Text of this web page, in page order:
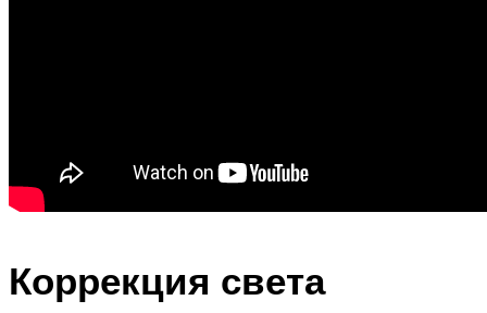
Коррекция света